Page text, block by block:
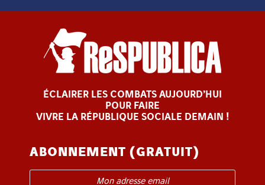
ÉCLAIRER LES COMBATS AUJOURD’HUI
POUR FAIRE
VIVRE LA RÉPUBLIQUE SOCIALE DEMAIN !
ABONNEMENT (GRATUIT)